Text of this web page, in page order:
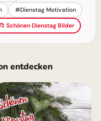
#Dienstag Motivation
📁 Schönen Dienstag Bilder
entdecken